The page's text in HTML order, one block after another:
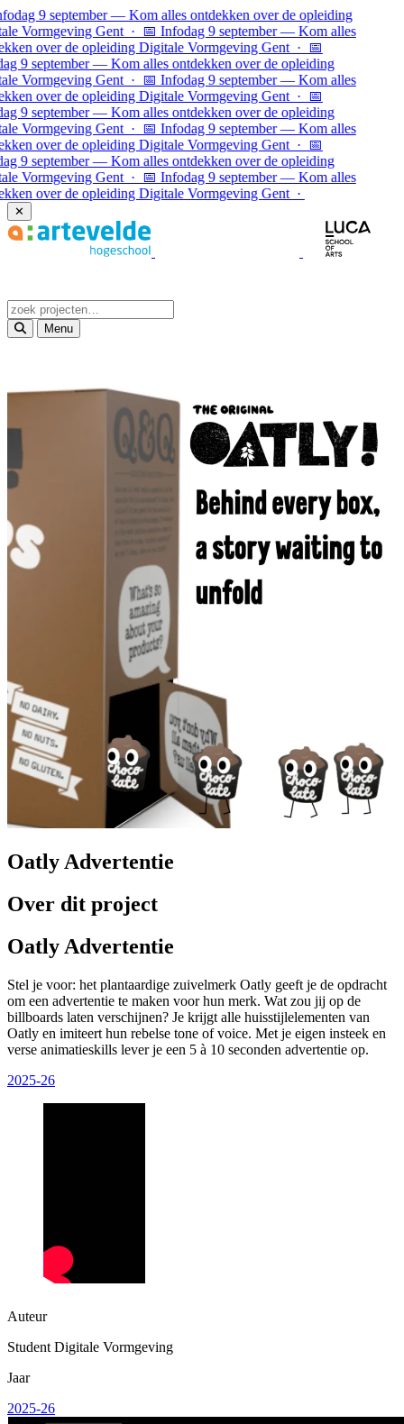
Ga naar inhoud
9 september — Kom alles ontdekken over de opleiding
Vormgeving Gent · 📅 Infodag 9 september — Kom alles
over de opleiding Digitale Vormgeving Gent · 📅
9 september — Kom alles ontdekken over de opleiding
Vormgeving Gent · 📅 Infodag 9 september — Kom alles
over de opleiding Digitale Vormgeving Gent ·
📅
9 september — Kom alles ontdekken over de opleiding
Vormgeving Gent · 📅 Infodag 9 september — Kom alles
over de opleiding Digitale Vormgeving Gent · 📅
9 september — Kom alles ontdekken over de opleiding
Vormgeving Gent · 📅 Infodag 9 september — Kom alles
over de opleiding Digitale Vormgeving Gent ·
✕
Menu
Oatly Advertentie
Over dit project
Oatly Advertentie
Stel je voor: het plantaardige zuivelmerk Oatly geeft je de opdracht
om een advertentie te maken voor hun merk. Wat zou jij op de
billboards laten verschijnen? Je krijgt alle huisstijlelementen van
Oatly en imiteert hun rebelse tone of voice. Met je eigen insteek en
verse animatieskills lever je een 5 à 10 seconden advertentie op.
2025-26
Auteur
Student Digitale Vormgeving
Jaar
2025-26